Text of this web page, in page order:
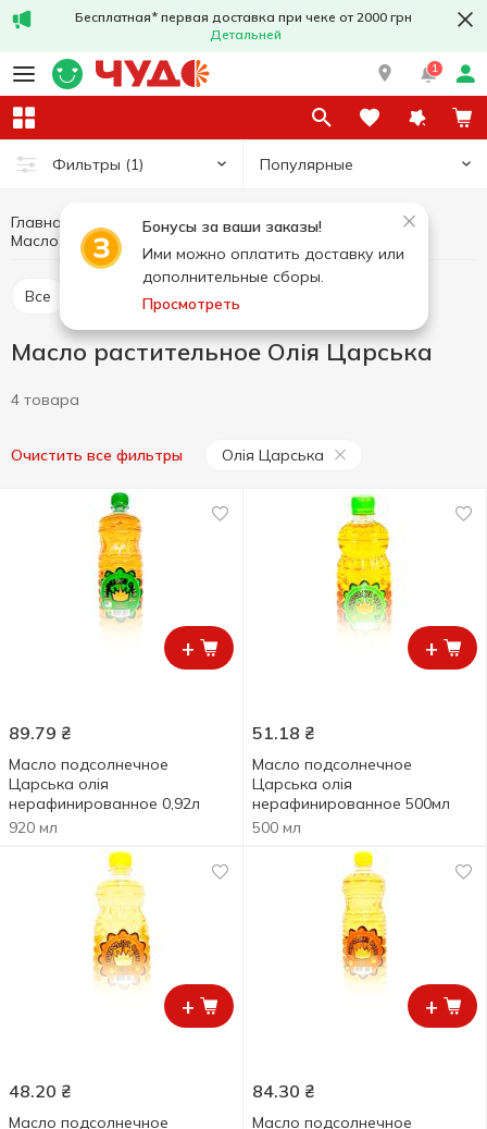
Бесплатная* первая доставка при чеке от 2000 грн
Детальней
1
Фильтры (1) Популярные
Бонусы за ваши заказы!
Ими можно оплатить доставку или
дополнительные сборы.
Просмотреть
Главная Бакалея
Масло и уксус
Масло растительное
Все Масло растительное
Масло растительное Олія Царська
4 товара
Очистить все фильтры Олія Царська
+
89.79 ₴
Масло подсолнечное
Царська олія
нерафинированное 0,92л
920 мл
+
51.18 ₴
Масло подсолнечное
Царська олія
нерафинированное 500мл
500 мл
+
48.20 ₴
Масло подсолнечное
+
84.30 ₴
Масло подсолнечное